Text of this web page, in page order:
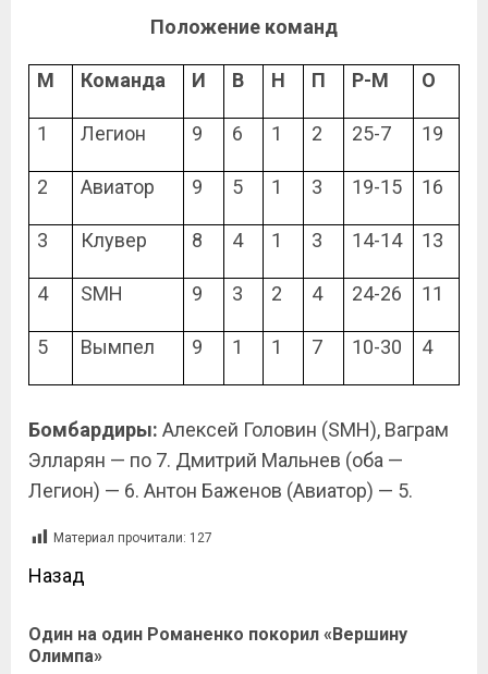
Положение команд
М Команда И В Н П Р-М О
1 Легион 9 6 1 2 25-7 19
2 Авиатор 9 5 1 3 19-15 16
3 Клувер 8 4 1 3 14-14 13
4 SMH 9 3 2 4 24-26 11
5 Вымпел 9 1 1 7 10-30 4
Бомбардиры: Алексей Головин (SMH), Ваграм
Элларян — по 7. Дмитрий Мальнев (оба —
Легион) — 6. Антон Баженов (Авиатор) — 5.
Материал прочитали: 127
Назад
Один на один Романенко покорил «Вершину
Олимпа»